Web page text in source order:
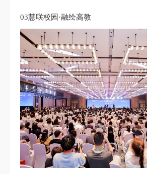
03慧联校园·融绘高教